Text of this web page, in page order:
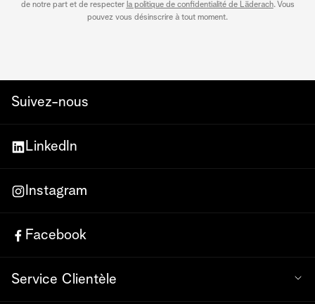
de notre part et de respecter la politique de confidentialité de Läderach. Vous
pouvez vous désinscrire à tout moment.
Suivez-nous
LinkedIn
Instagram
Facebook
Service Clientèle